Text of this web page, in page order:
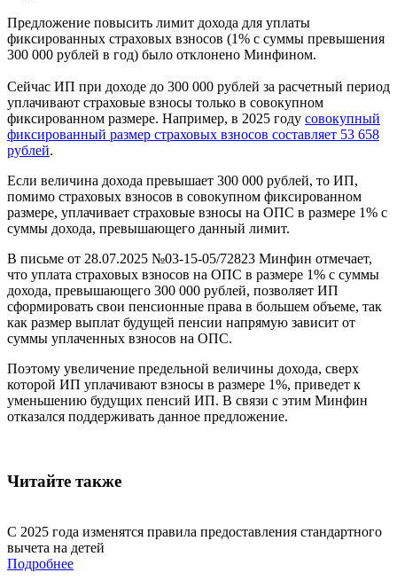
Предложение повысить лимит дохода для уплаты
фиксированных страховых взносов (1% с суммы превышения
300 000 рублей в год) было отклонено Минфином.
Сейчас ИП при доходе до 300 000 рублей за расчетный период
уплачивают страховые взносы только в совокупном
фиксированном размере. Например, в 2025 году совокупный
фиксированный размер страховых взносов составляет 53 658
рублей.
Если величина дохода превышает 300 000 рублей, то ИП,
помимо страховых взносов в совокупном фиксированном
размере, уплачивает страховые взносы на ОПС в размере 1% с
суммы дохода, превышающего данный лимит.
В письме от 28.07.2025 №03-15-05/72823 Минфин отмечает,
что уплата страховых взносов на ОПС в размере 1% с суммы
дохода, превышающего 300 000 рублей, позволяет ИП
сформировать свои пенсионные права в большем объеме, так
как размер выплат будущей пенсии напрямую зависит от
суммы уплаченных взносов на ОПС.
Поэтому увеличение предельной величины дохода, сверх
которой ИП уплачивают взносы в размере 1%, приведет к
уменьшению будущих пенсий ИП. В связи с этим Минфин
отказался поддерживать данное предложение.
Читайте также
С 2025 года изменятся правила предоставления стандартного
вычета на детей
Подробнее